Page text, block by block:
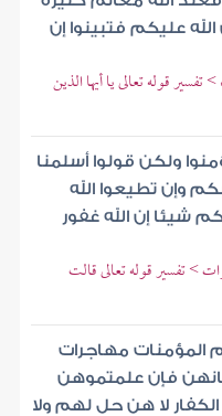
عليكم فتبينوا إن
قوله تعالى يا أيها الذين
ولكن قولوا أسلمنا
وإن تطيعوا الله
شيئا إن الله غفور
> تفسير قوله تعالى قالت
المؤمنات مهاجرات
فإن علمتموهن
لا هن حل لهم ولا